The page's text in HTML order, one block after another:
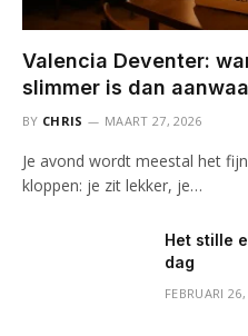
Valencia Deventer:
slimmer is dan
BY CHRIS MAART 27, 2026
Je avond wordt meestal het
kloppen: je zit lekker, je…
Het stille
dag
FEBRUARI